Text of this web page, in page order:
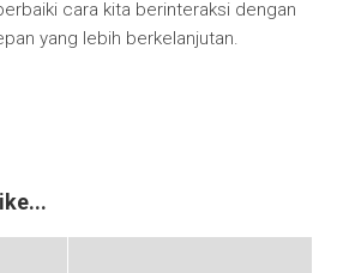
cara kita berinteraksi dengan
yang lebih berkelanjutan.